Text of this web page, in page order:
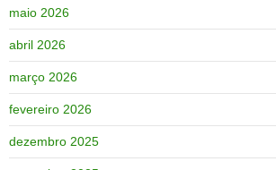
maio 2026
abril 2026
março 2026
fevereiro 2026
dezembro 2025